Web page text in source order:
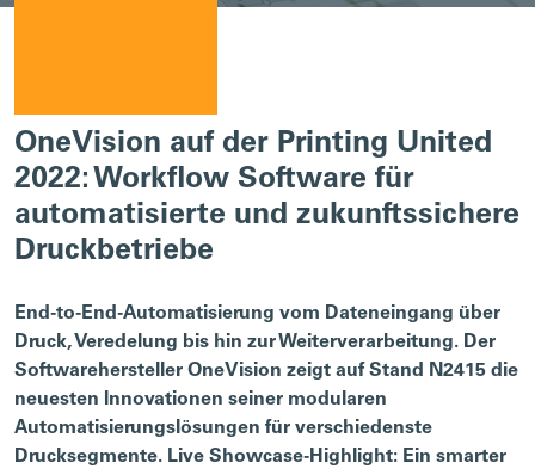
OneVision auf der Printing United
2022: Workflow Software für
automatisierte und zukunftssichere
Druckbetriebe
End-to-End-Automatisierung vom Dateneingang über
Druck, Veredelung bis hin zur Weiterverarbeitung. Der
Softwarehersteller OneVision zeigt auf Stand N2415 die
neuesten Innovationen seiner modularen
Automatisierungslösungen für verschiedenste
Drucksegmente. Live Showcase-Highlight: Ein smarter